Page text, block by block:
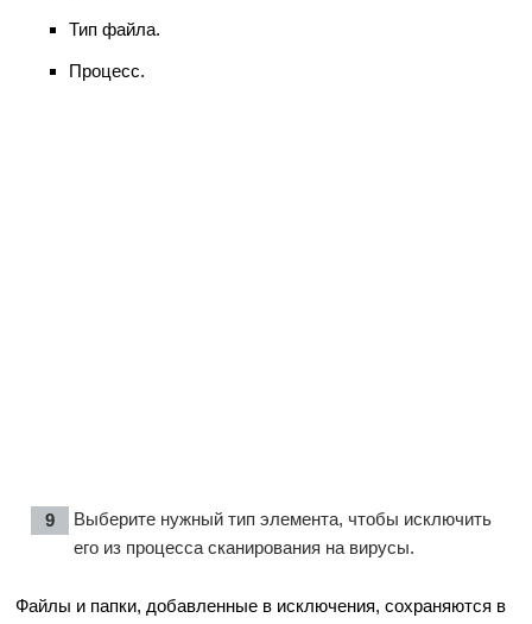
Тип файла.
Процесс.
Выберите нужный тип элемента, чтобы исключить
его из процесса сканирования на вирусы.
Файлы и папки, добавленные в исключения, сохраняются в